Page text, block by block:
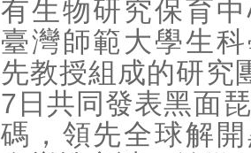
有生物研究保育
臺灣師範大學生
先教授組成的研究
7日共同發表黑面
碼，領先全球解